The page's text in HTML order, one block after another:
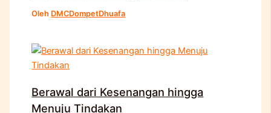
Oleh DMCDompetDhuafa
Berawal dari Kesenangan hingga
Menuju Tindakan